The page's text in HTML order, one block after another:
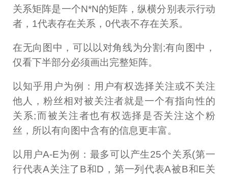
关系矩阵是一个N*N的矩阵，纵横分别表示行动
者，1代表存在关系，0代表不存在关系。
在无向图中，可以以对角线为分割;有向图中，
仅看下半部分必须画出完整矩阵。
以知乎用户为例：用户有权选择关注或不关注
他人，粉丝相对被关注者就是一个有指向性的
关系;而被关注者也有权选择是否关注这个粉
丝，所以有向图中含有的信息更丰富。
以用户A-E为例：最多可以产生25个关系(第一
行代表A关注了B和D，第一列代表A被B和E关